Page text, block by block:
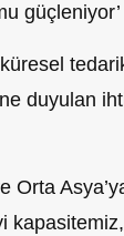
güçleniyor’
duyulan
Orta